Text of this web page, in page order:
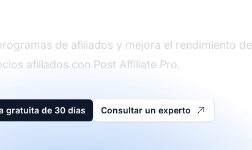
de afiliados y mejora el rendimiento de
afiliados con Post Affiliate Pro.
gratuita de 30 días Consultar un experto